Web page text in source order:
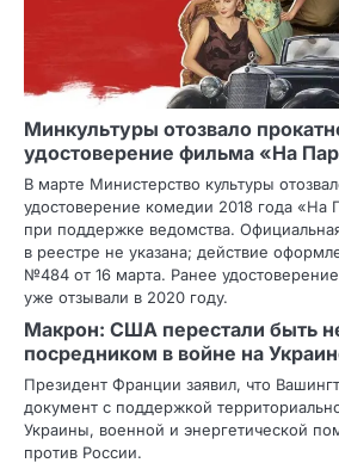
Минкультуры отозвало
удостоверение фильма «На
В марте Министерство культуры
удостоверение комедии 2018 года «На
при поддержке ведомства.
в реестре не указана; действие
№484 от 16 марта. Ранее
уже отзывали в 2020 году.
Макрон: США перестали быть
посредником в войне на
Президент Франции заявил, что
документ с поддержкой
Украины, военной и энергетической
против России.